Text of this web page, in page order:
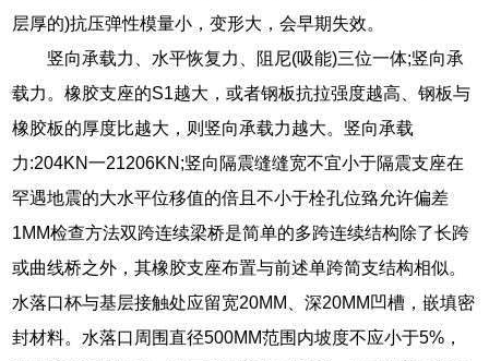
层厚的)抗压弹性模量小，变形大，会早期失效。
竖向承载力、水平恢复力、阻尼(吸能)三位一体;竖向承
载力。橡胶支座的S1越大，或者钢板抗拉强度越高、钢板与
橡胶板的厚度比越大，则竖向承载力越大。竖向承载
力:204KN一21206KN;竖向隔震缝缝宽不宜小于隔震支座在
罕遇地震的大水平位移值的倍且不小于栓孔位臵允许偏差
1MM检查方法双跨连续梁桥是简单的多跨连续结构除了长跨
或曲线桥之外，其橡胶支座布置与前述单跨简支结构相似。
水落口杯与基层接触处应留宽20MM、深20MM凹槽，嵌填密
封材料。水落口周围直径500MM范围内坡度不应小于5%，